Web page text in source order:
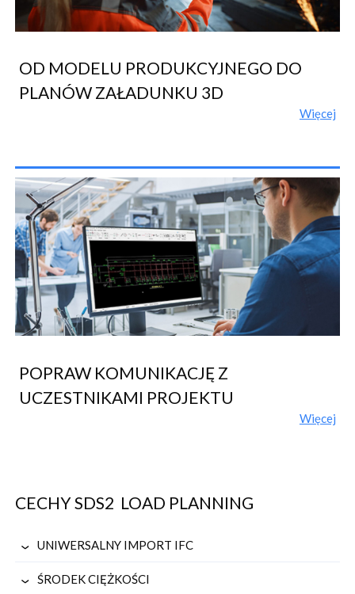
OD MODELU PRODUKCYJNEGO DO
PLANÓW ZAŁADUNKU 3D
Więcej
POPRAW KOMUNIKACJĘ Z
UCZESTNIKAMI PROJEKTU
Więcej
CECHY SDS2 LOAD PLANNING
UNIWERSALNY IMPORT IFC
SDS2 Load Planning jest produktem openBIM,
ŚRODEK CIĘŻKOŚCI